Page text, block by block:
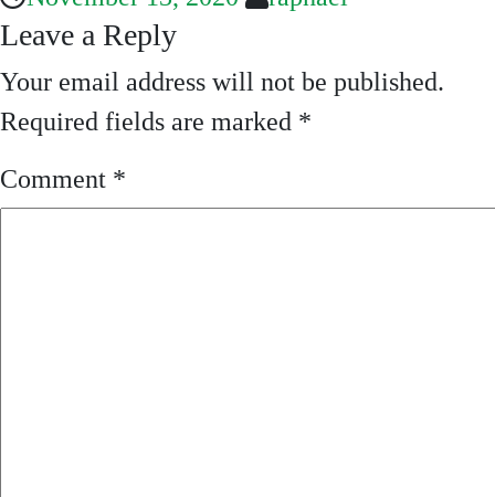
Leave a Reply
Your email address will not be published.
Required fields are marked *
Comment *